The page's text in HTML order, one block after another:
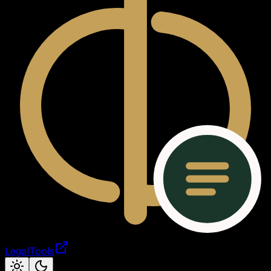
LegalTools